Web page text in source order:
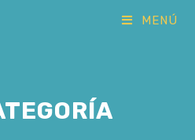
MENÚ